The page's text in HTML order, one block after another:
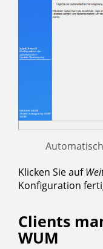
Klicken Sie auf
Konfiguration
Clients
WUM